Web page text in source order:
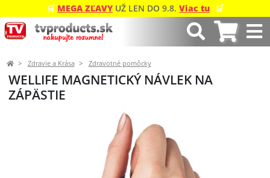
🛒 MEGA ZĽAVY UŽ LEN DO 9.8. Viac tu 🛒
Zdravie a Krása Zdravotné pomôcky
WELLIFE MAGNETICKÝ NÁVLEK NA
ZÁPÄSTIE